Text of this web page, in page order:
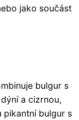
jako součást
bulgur s
a cizrnou,
pikantní bulgur s